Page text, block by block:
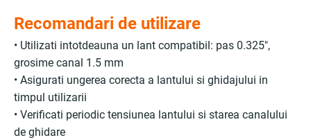
Recomandari de utilizare
• Utilizati intotdeauna un lant compatibil: pas 0.325",
grosime canal 1.5 mm
• Asigurati ungerea corecta a lantului si ghidajului in
timpul utilizarii
• Verificati periodic tensiunea lantului si starea canalului
de ghidare